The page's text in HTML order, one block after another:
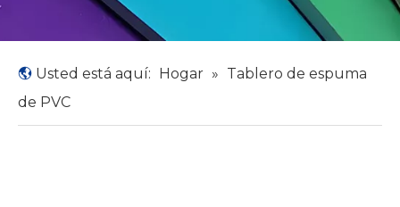
Usted está aquí: Hogar » Tablero de espuma
de PVC